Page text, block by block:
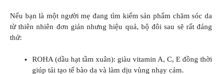
Nếu bạn là một người mẹ đang tìm kiếm sản phẩm chăm sóc da
từ thiên nhiên đơn giản nhưng hiệu quả, bộ đôi sau sẽ rất đáng
thử:
ROHA (dầu hạt tầm xuân): giàu vitamin A, C, E đồng thời
giúp tái tạo tế bào da và làm dịu vùng nhạy cảm.